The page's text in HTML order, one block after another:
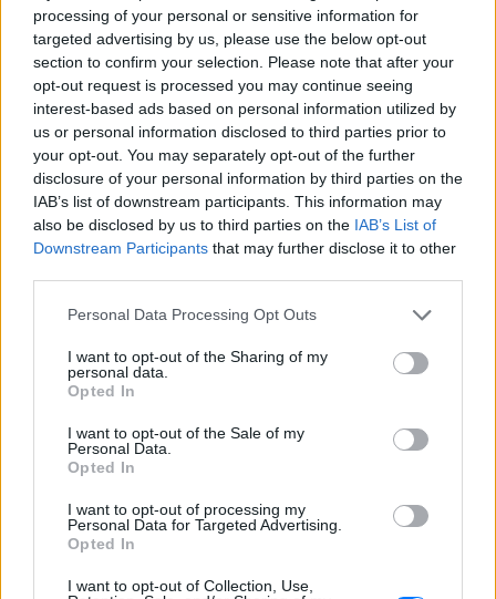
processing of your personal or sensitive information for
targeted advertising by us, please use the below opt-out
section to confirm your selection. Please note that after your
opt-out request is processed you may continue seeing
interest-based ads based on personal information utilized by
us or personal information disclosed to third parties prior to
your opt-out. You may separately opt-out of the further
disclosure of your personal information by third parties on the
IAB’s list of downstream participants. This information may
also be disclosed by us to third parties on the IAB’s List of
Downstream Participants that may further disclose it to other
Personal Data Processing Opt Outs
I want to opt-out of the Sharing of my
personal data.
Opted In
I want to opt-out of the Sale of my
Personal Data.
Opted In
I want to opt-out of processing my
Personal Data for Targeted Advertising.
Opted In
I want to opt-out of Collection, Use,
ΔΕΙΤΕ ΕΠΙΣΗΣ
ΣΤΗΝ ΙΔΙΑ ΚΑΤΗΓΟΡΙΑ
Πού εξαφανίστηκε η Dido; Η
τραγουδίστρια που πούλησε 40
εκ. δίσκους άφησε τη δόξα και
άλλαξε ζωή
Με επιτυχίες όπως τα «Thank You»,
«White Flag» και τη θρυλική συνεργασία
των 00s
στον Λευκό Οίκο
Obama φοβήθηκαν για τη ζωή της κόρης